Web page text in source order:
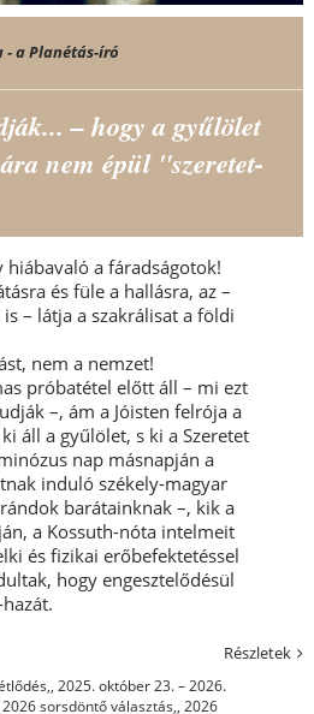
- a Planétás-író
– hogy a gyűlölet
nem épül "szeretet-
a fáradságotok!
és füle a hallásra, az –
– látja a szakrálisat a földi
nem a nemzet!
próbatétel előtt áll – mi ezt
–, ám a Jóisten felrója a
áll a gyűlölet, s ki a Szeretet
nap másnapján a
induló székely-magyar
barátainknak –, kik a
a Kossuth-nóta intelmeit
és fizikai erőbefektetéssel
hogy engesztelődésül
Részletek
, 2025. október 23. – 2026.
2026 sorsdöntő választás,, 2026